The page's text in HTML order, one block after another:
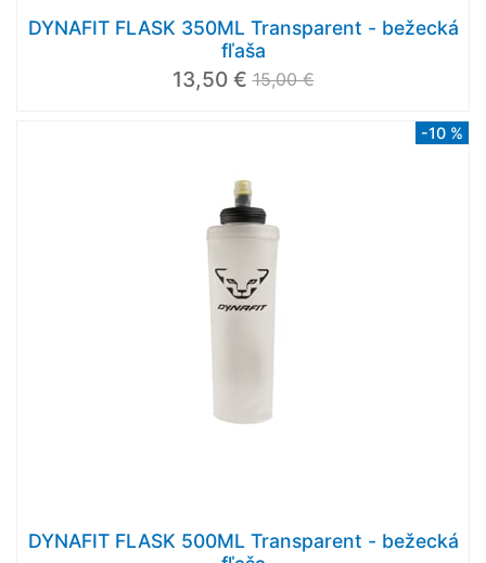
DYNAFIT FLASK 350ML Transparent - bežecká
fľaša
13,50 € 15,00 €
-10 %
DYNAFIT FLASK 500ML Transparent - bežecká